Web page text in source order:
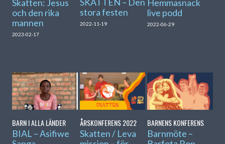
Skatten: Jesus
och den rika
mannen
2023-02-17
stora festen
2022-11-19
Hemmasnack
live podd
2022-06-29
BARN I ALLA LÄNDER
BIAL – Asifiwe
ÅRSKONFERENS 2022
Skatten / Leva
BARNENS KONFERENS
Barnmöte –